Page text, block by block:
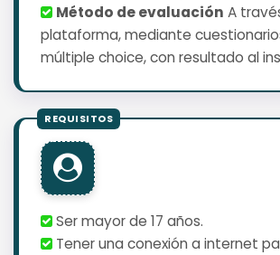
Método de evaluación A
plataforma, mediante
múltiple choice, con resultado al
Ser mayor de 17 años.
Tener una conexión a internet